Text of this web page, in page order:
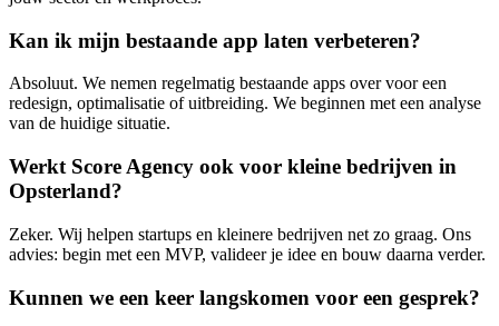
Kan ik mijn bestaande app laten verbeteren?
Absoluut. We nemen regelmatig bestaande apps over voor een
redesign, optimalisatie of uitbreiding. We beginnen met een analyse
van de huidige situatie.
Werkt Score Agency ook voor kleine bedrijven in
Opsterland?
Zeker. Wij helpen startups en kleinere bedrijven net zo graag. Ons
advies: begin met een MVP, valideer je idee en bouw daarna verder.
Kunnen we een keer langskomen voor een gesprek?